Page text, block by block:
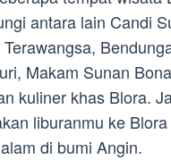
antara lain Candi
Makam Sunan
kuliner khas Blora.
liburanmu ke
di bumi Angin.